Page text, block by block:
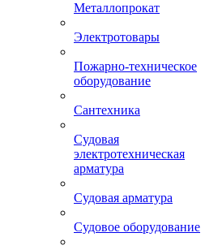
Металлопрокат
Электротовары
Пожарно-техническое
оборудование
Сантехника
Судовая
электротехническая
арматура
Судовая арматура
Судовое оборудование